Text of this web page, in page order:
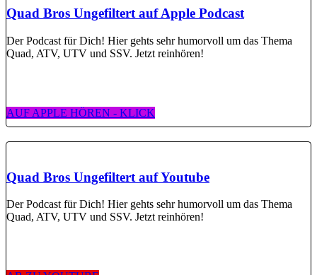
Quad Bros Ungefiltert auf Apple Podcast
Der Podcast für Dich! Hier gehts sehr humorvoll um das Thema
Quad, ATV, UTV und SSV. Jetzt reinhören!
AUF APPLE HÖREN - KLICK
Quad Bros Ungefiltert auf Youtube
Der Podcast für Dich! Hier gehts sehr humorvoll um das Thema
Quad, ATV, UTV und SSV. Jetzt reinhören!